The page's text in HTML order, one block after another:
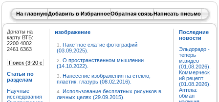
На главнуюДобавить в ИзбранноеОбратная связьНаписать письмо
Донаты на
карту ВТБ:
2200 4002
2461 6363
Статьи по
разделам
Научные
исследования
изображение
1. Пакетное сжатие фотографий
(03.09.2025).
2. О пространственном мышлении
(14.10.2022).
3. Нанесение изображения на стекло,
пластик, глазурь (08.02.2016).
4. Использование бесплатных рисунков в
личных целях (29.09.2015).
Последние
новости
Эльдорадо -
теперь
м.видео
(01.08.2026).
Коммерческ
ий рецепт
(01.08.2026).
Аптека:
обман